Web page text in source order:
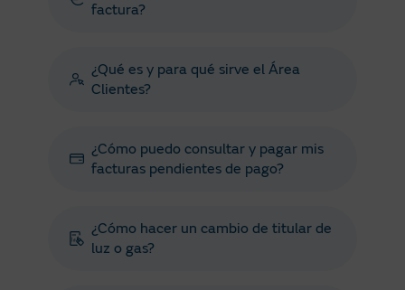
factura?
¿Qué es y para qué sirve el Área
Clientes?
¿Cómo puedo consultar y pagar mis
facturas pendientes de pago?
¿Cómo hacer un cambio de titular de
luz o gas?